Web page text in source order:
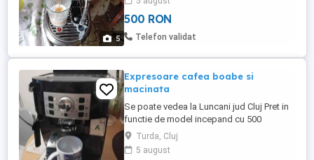
5
impecabila atât estetic cât și funcțional
.Aparatul funcționează cu pastile
Nespresso.
500 RON
Telefon validat
Expresoare cafea boabe si
macinata
Se poate vedea la Luncani jud Cluj Pret in
functie de model incepand cu 500
Turda, Cluj
5 august